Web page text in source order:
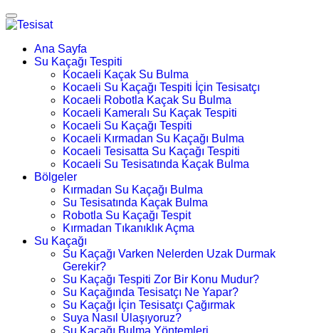
Ana Sayfa
Su Kaçağı Tespiti
Kocaeli Kaçak Su Bulma
Kocaeli Su Kaçağı Tespiti İçin Tesisatçı
Kocaeli Robotla Kaçak Su Bulma
Kocaeli Kameralı Su Kaçak Tespiti
Kocaeli Su Kaçağı Tespiti
Kocaeli Kırmadan Su Kaçağı Bulma
Kocaeli Tesisatta Su Kaçağı Tespiti
Kocaeli Su Tesisatında Kaçak Bulma
Bölgeler
Kırmadan Su Kaçağı Bulma
Su Tesisatında Kaçak Bulma
Robotla Su Kaçağı Tespit
Kırmadan Tıkanıklık Açma
Su Kaçağı
Su Kaçağı Varken Nelerden Uzak Durmak
Gerekir?
Su Kaçağı Tespiti Zor Bir Konu Mudur?
Su Kaçağında Tesisatçı Ne Yapar?
Su Kaçağı İçin Tesisatçı Çağırmak
Suya Nasıl Ulaşıyoruz?
Su Kaçağı Bulma Yöntemleri